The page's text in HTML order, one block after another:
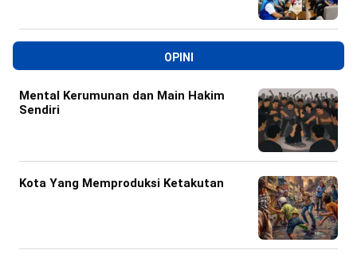
OPINI
Mental Kerumunan dan Main Hakim
Sendiri
Kota Yang Memproduksi Ketakutan